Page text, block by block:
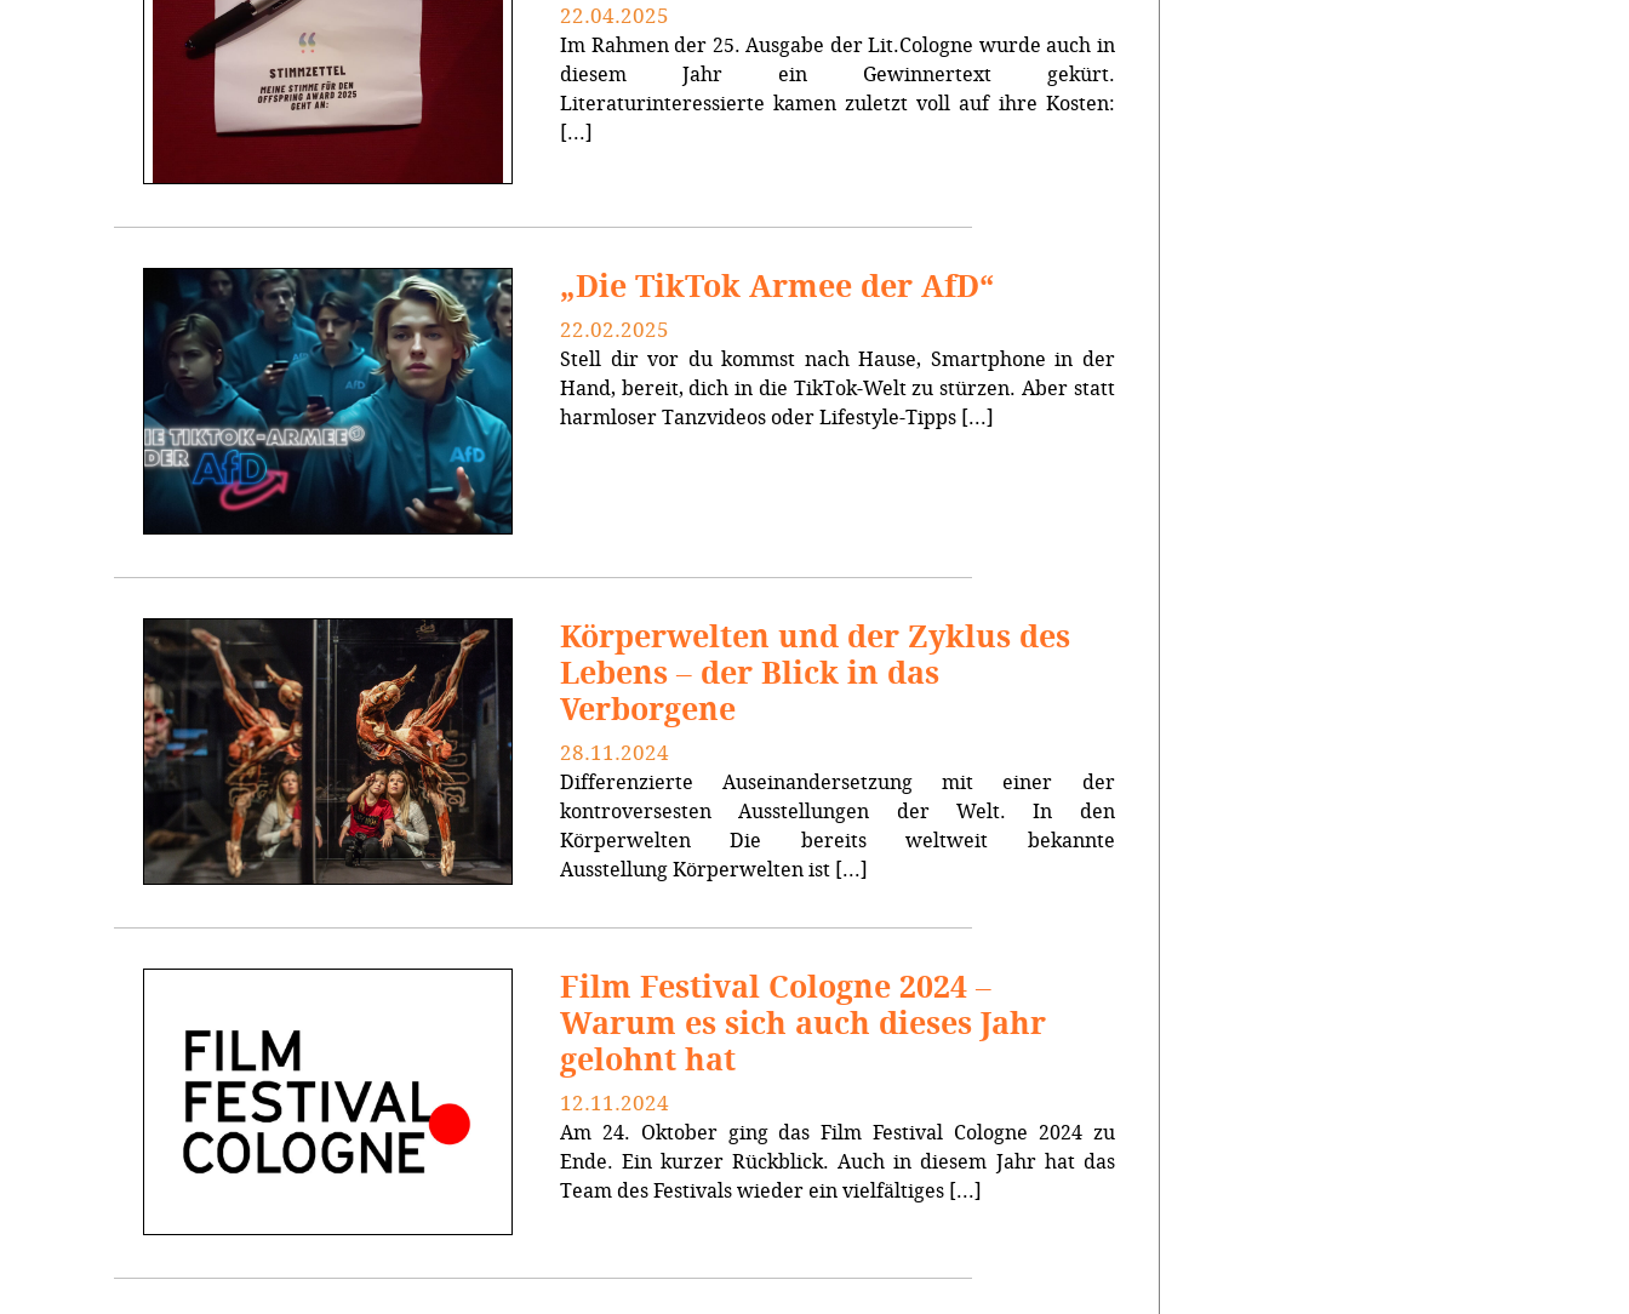
22.04.2025
Im Rahmen der 25. Ausgabe der Lit.Cologne wurde auch in
diesem Jahr ein Gewinnertext gekürt.
Literaturinteressierte kamen zuletzt voll auf ihre Kosten:
[...]
„Die TikTok Armee der AfD“
22.02.2025
Stell dir vor du kommst nach Hause, Smartphone in der
Hand, bereit, dich in die TikTok-Welt zu stürzen. Aber statt
harmloser Tanzvideos oder Lifestyle-Tipps [...]
Körperwelten und der Zyklus des
Lebens – der Blick in das
Verborgene
28.11.2024
Differenzierte Auseinandersetzung mit einer der
kontroversesten Ausstellungen der Welt. In den
Körperwelten Die bereits weltweit bekannte
Ausstellung Körperwelten ist [...]
Film Festival Cologne 2024 –
Warum es sich auch dieses Jahr
gelohnt hat
12.11.2024
Am 24. Oktober ging das Film Festival Cologne 2024 zu
Ende. Ein kurzer Rückblick. Auch in diesem Jahr hat das
Team des Festivals wieder ein vielfältiges [...]